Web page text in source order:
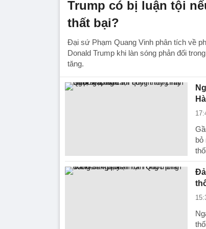
Trump có bị luận tội
thất bại?
Đại sứ Phạm Quang Vinh phân tích về
Donald Trump khi làn sóng phản đối
tăng.
bỏ